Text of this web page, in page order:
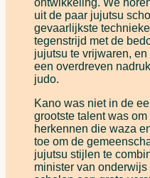
ontwikkeling. We
uit de paar jujutsu
gevaarlijkste
tegenstrijd met de
jujutsu te vrijwaren,
een overdreven
judo.
Kano was niet in de
grootste talent was
herkennen die waza
toe om de
jujutsu stijlen te
minister van